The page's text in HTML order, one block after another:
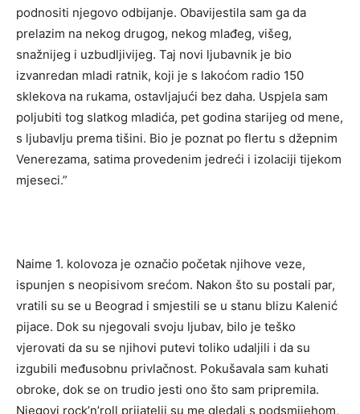
podnositi njegovo odbijanje. Obavijestila sam ga da
prelazim na nekog drugog, nekog mlađeg, višeg,
snažnijeg i uzbudljivijeg. Taj novi ljubavnik je bio
izvanredan mladi ratnik, koji je s lakoćom radio 150
sklekova na rukama, ostavljajući bez daha. Uspjela sam
poljubiti tog slatkog mladića, pet godina starijeg od mene,
s ljubavlju prema tišini. Bio je poznat po flertu s džepnim
Venerezama, satima provedenim jedreći i izolaciji tijekom
mjeseci.”
Naime 1. kolovoza je označio početak njihove veze,
ispunjen s neopisivom srećom. Nakon što su postali par,
vratili su se u Beograd i smjestili se u stanu blizu Kalenić
pijace. Dok su njegovali svoju ljubav, bilo je teško
vjerovati da su se njihovi putevi toliko udaljili i da su
izgubili međusobnu privlačnost. Pokušavala sam kuhati
obroke, dok se on trudio jesti ono što sam pripremila.
Njegovi rock’n’roll prijatelji su me gledali s podsmijehom,